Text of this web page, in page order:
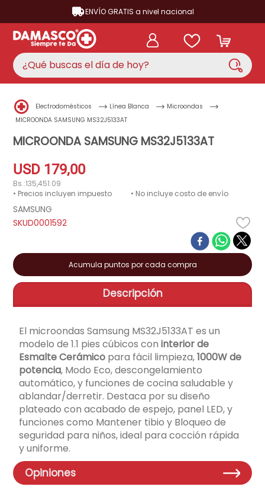
ENVÍO GRATIS a nivel nacional
¿Qué buscas el día de hoy?
Electrodomésticos Línea Blanca
Microondas
MICROONDA SAMSUNG MS32J5133AT
MICROONDA SAMSUNG MS32J5133AT
USD 179,00
Bs.:135,451.09
• Precios incluyen impuesto
• No incluye costo de envío
SAMSUNG
D0001592
Acumula puntos por cada compra
Descripción
El microondas Samsung MS32J5133AT es un
modelo de 1.1 pies cúbicos coninterior de
Esmalte Cerámico para fácil limpieza,1000W de
potencia, Modo Eco, descongelamiento
automático, y funciones de cocina saludable y
ablandar/derretir. Destaca por su diseño
plateado con acabado de espejo, panel LED, y
funciones como Mantener tibio y Bloqueo de
seguridad para niños, ideal para cocción rápida
y uniforme.
Opiniones
TÉRMINOS MÁS BUSCADOS
1. aire acondicionado
2. nevera
4. lavadora
ventilador
6. neveras
licuadora
9. aire-acondicionado
10. cocinas